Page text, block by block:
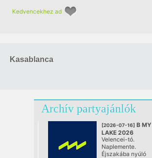
Kedvencekhez ad
Kasablanca
Archív partyajánlók
[2026-07-16] B MY
LAKE 2026
@ Velence
Velencei-tó.
Naplemente.
Éjszakába nyúló